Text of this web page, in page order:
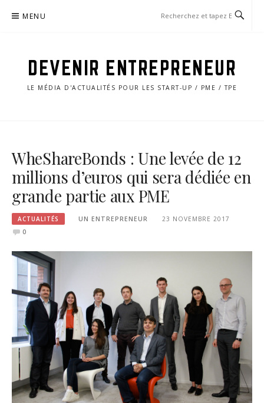
MENU
DEVENIR ENTREPRENEUR
LE MÉDIA D'ACTUALITÉS POUR LES START-UP / PME / TPE
WheShareBonds : Une levée de 12
millions d’euros qui sera dédiée en
grande partie aux PME
ACTUALITÉS UN ENTREPRENEUR
23 NOVEMBRE 2017
0